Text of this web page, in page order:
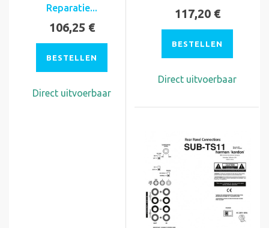
Reparatie...
106,25 €
BESTELLEN
Direct uitvoerbaar
117,20 €
BESTELLEN
Direct uitvoerbaar